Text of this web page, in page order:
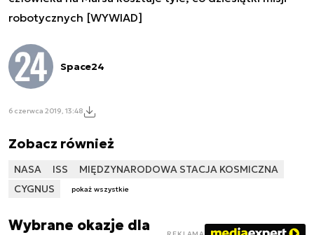
robotycznych [WYWIAD]
Space24
6 czerwca 2019, 13:48
Zobacz również
NASA ISS
MIĘDZYNARODOWA STACJA KOSMICZNA
CYGNUS
pokaż wszystkie
Wybrane okazje dla